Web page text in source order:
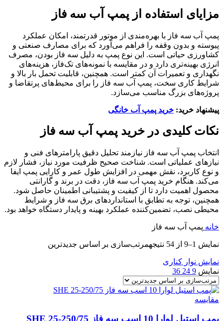
مزایای استفاده از پمپ آب سه فاز
پمپ آب سه فاز با بهره‌مندی از موتور قدرتمند، امکان عملکرد
پیوسته و بدون وقفه را فراهم می‌آورد که برای مصارف صنعتی و
کشاورزی حیاتی است. این نوع پمپ به دلیل سه فاز بودن، مصرف
انرژی بهینه‌تری دارد و در مقایسه با نمونه‌های تک‌فاز، هزینه‌های
نگهداری و تعمیرات آن کمتر است. همچنین، قابلیت تحمل بار بالا و
شرایط کاری سخت، پمپ آب سه فاز را برای محیط‌های پرتقاضا و
پروژه‌های بزرگ مناسب می‌سازد.
پیشنهاد خرید: خرید پمپ آب خانگی
نکات کلیدی در خرید پمپ آب سه فاز
انتخاب پمپ آب سه فاز نیازمند تحلیل دقیق پارامترهای فنی و
نیازهای عملیاتی است. شناخت صحیح ظرفیت مورد نیاز، فشار لازم
و نوع کاربرد، نقش مهمی در افزایش طول عمر و کارایی پمپ ایفا
می‌کند. هنگام خرید پمپ آب سه فاز، دقت در برند و گارانتی
محصول اهمیت دارد تا از کیفیت و پشتیبانی اطمینان حاصل شود.
همچنین، توجه به تطابق با استانداردهای برق سه فاز و شرایط
محیطی نصب، تضمین‌کننده عملکرد بهینه و پایدار دستگاه خواهد بود.
خانه پمپ آب سه فاز
نمایش 1–9 از 54 نتیجه مرتب‌سازی بر اساس جدیدترین
نمایش نوار کناری
نمایش 9
24
36
مقایسه
پمپ استیل لوارا 10 اسب سه فاز SHE 25-250/75